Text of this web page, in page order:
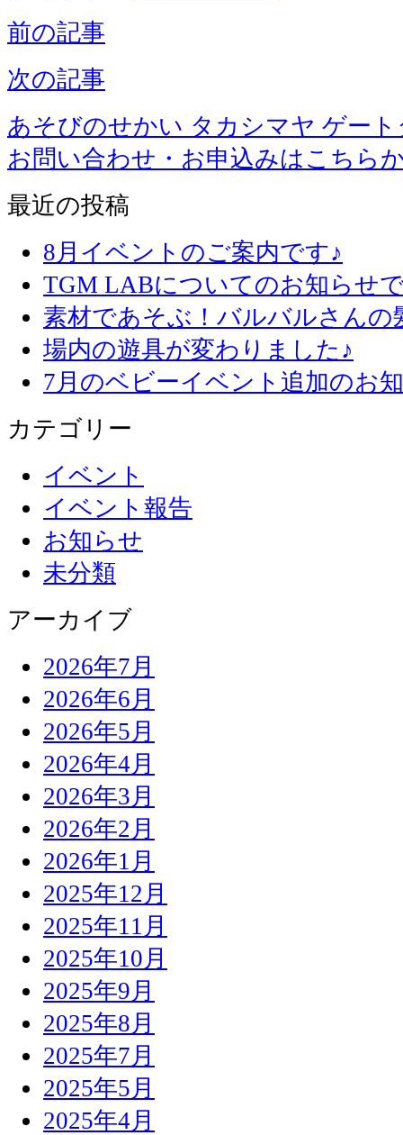
前の記事
次の記事
あそびのせかい タカシマヤ ゲー
お問い合わせ・お申込みはこちら
最近の投稿
8月イベントのご案内です♪
TGM LABについてのお知らせ
素材であそぶ！バルバルさん
場内の遊具が変わりました♪
7月のベビーイベント追加のお
カテゴリー
イベント
イベント報告
お知らせ
未分類
アーカイブ
2026年7月
2026年6月
2026年5月
2026年4月
2026年3月
2026年2月
2026年1月
2025年12月
2025年11月
2025年10月
2025年9月
2025年8月
2025年7月
2025年5月
2025年4月